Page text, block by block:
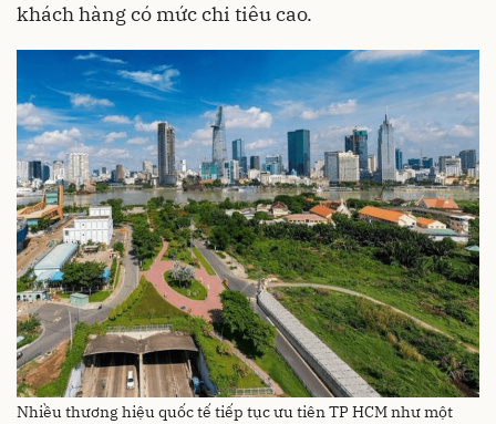
khách hàng có mức chi tiêu cao.
Nhiều thương hiệu quốc tế tiếp tục ưu tiên TP HCM như một